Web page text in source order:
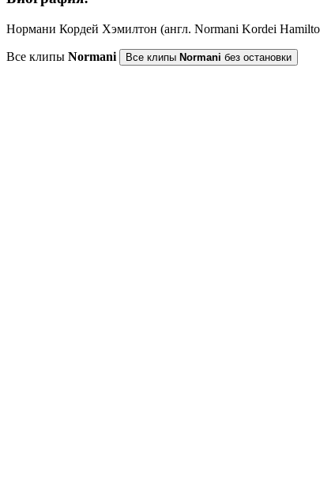
Нормани Кордей Хэмилтон (англ. Normani Kordei
Все клипы Normani Все клипы Normani без остановки